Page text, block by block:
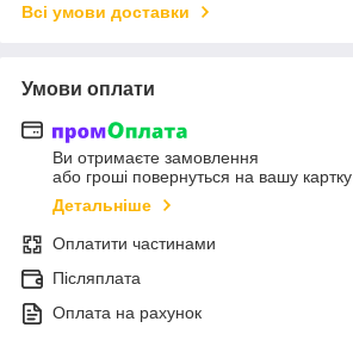
Всі умови доставки
Умови оплати
Ви отримаєте замовлення
або гроші повернуться на вашу картку
Детальніше
Оплатити частинами
Післяплата
Оплата на рахунок